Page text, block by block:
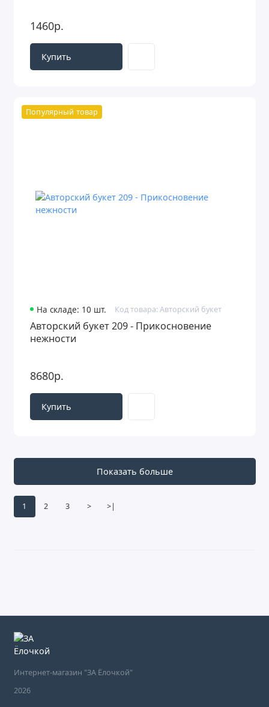
1460р.
Купить
Популярный товар
На складе: 10 шт. Код товара: Авторский букет
Авторский букет 209 - Прикосновение
нежности
8680р.
Купить
1 2 3 > >|
Показать больше
Интернет-магазин "ЗА Ёлочкой"
2026